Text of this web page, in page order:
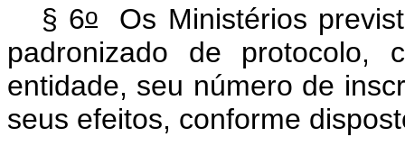
§ 6o
Os Ministérios
padronizado de protocolo,
entidade, seu número de
seus efeitos, conforme